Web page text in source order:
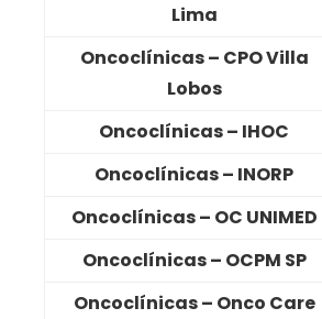
Lima
Oncoclínicas – CPO Villa
Lobos
Oncoclínicas – IHOC
Oncoclínicas – INORP
Oncoclínicas – OC UNIMED
Oncoclínicas – OCPM SP
Oncoclínicas – Onco Care